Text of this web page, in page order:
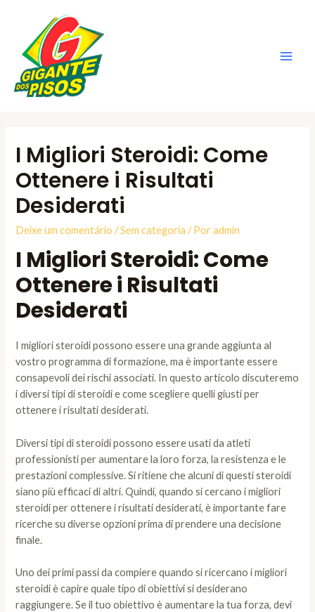
conteúdo
I Migliori Steroidi: Come
Ottenere i Risultati
Desiderati
Deixe um comentário /Sem categoria / Poradmin
I Migliori Steroidi: Come
Ottenere i Risultati
Desiderati
I migliori steroidi possono essere una grande aggiunta al
vostro programma di formazione, ma è importante essere
consapevoli dei rischi associati. In questo articolo discuteremo
i diversi tipi di steroidi e come scegliere quelli giusti per
ottenere i risultati desiderati.
Diversi tipi di steroidi possono essere usati da atleti
professionisti per aumentare la loro forza, la resistenza e le
prestazioni complessive. Si ritiene che alcuni di questi steroidi
siano più efficaci di altri. Quindi, quando si cercano i migliori
steroidi per ottenere i risultati desiderati, è importante fare
ricerche su diverse opzioni prima di prendere una decisione
finale.
Uno dei primi passi da compiere quando si ricercano i migliori
steroidi è capire quale tipo di obiettivi si desiderano
raggiungere. Se il tuo obiettivo è aumentare la tua forza, devi